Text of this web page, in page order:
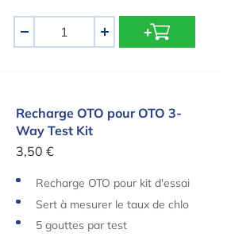
+
pour OTO 3-Way Test Kit
Recharge OTO pour OTO 3-
Way Test Kit
3,50 €
Recharge OTO pour kit d'essai
Sert à mesurer le taux de chlo
re
5 gouttes par test